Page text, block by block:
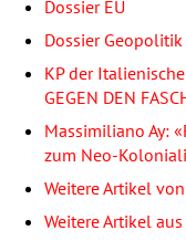
Dossier EU
Dossier
KP der
GEGEN DEN
Massimiliano Ay:
zum Neo-
Weitere Artikel
Weitere Artikel